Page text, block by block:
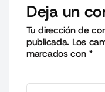
Deja un
Tu dirección de
publicada. Los
marcados con*